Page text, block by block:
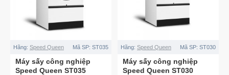
Hãng: Speed Queen Mã SP: ST035
Máy sấy công nghiệp
Speed Queen ST035
Hãng: Speed Queen Mã SP: ST030
Máy sấy công nghiệp
Speed Queen ST030